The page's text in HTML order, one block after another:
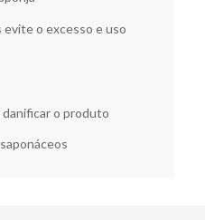
evite o excesso e uso
o produto